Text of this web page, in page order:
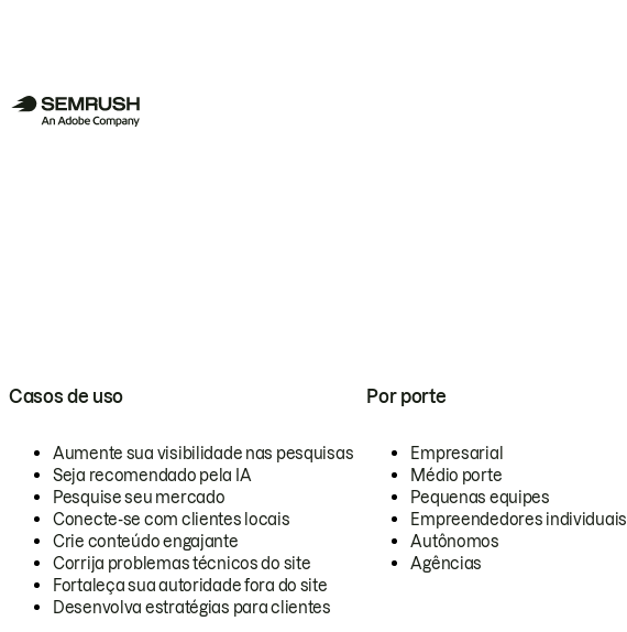
Casos de uso
Aumente sua visibilidade nas pesquisas
Seja recomendado pela IA
Pesquise seu mercado
Conecte-se com clientes locais
Crie conteúdo engajante
Corrija problemas técnicos do site
Fortaleça sua autoridade fora do site
Desenvolva estratégias para clientes
Por porte
Empresarial
Médio porte
Pequenas equipes
Empreendedores individuais
Autônomos
Agências